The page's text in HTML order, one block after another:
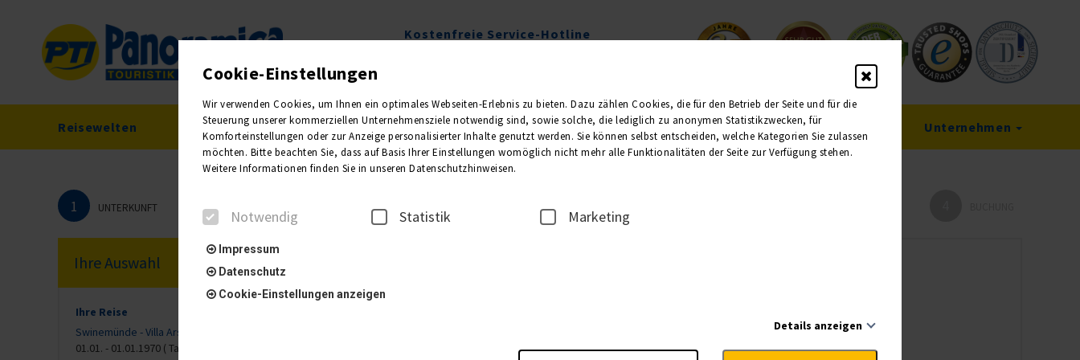
Kostenfreie Service-Hotline
Reisewelten Reisekalender Newsletter Kataloge Service Unternehmen
1 UNTERKUNFT REISEANMELDER
Bitte wählen Sie die Anzahl der gewünschten Zimmer:
Ihre Auswahl
Ihre Reise
Swinemünde - Villa Arstone
01.01. - 01.01.1970 ( Tag)
Cookie-Einstellungen
Wir verwenden Cookies, um Ihnen ein optimales Webseiten-Erlebnis zu bieten. Dazu zählen Cookies, die für den Betrieb der Seite und für die
Steuerung unserer kommerziellen Unternehmensziele notwendig sind, sowie solche, die lediglich zu anonymen Statistikzwecken, für
Komforteinstellungen oder zur Anzeige personalisierter Inhalte genutzt werden. Sie können selbst entscheiden, welche Kategorien Sie zulassen
möchten. Bitte beachten Sie, dass auf Basis Ihrer Einstellungen womöglich nicht mehr alle Funktionalitäten der Seite zur Verfügung stehen.
Weitere Informationen finden Sie in unseren Datenschutzhinweisen.
Notwendig Statistik Marketing
Impressum
Datenschutz
Cookie-Einstellungen anzeigen
Details anzeigen